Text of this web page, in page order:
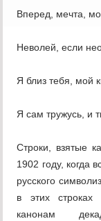
Вперед, мечта,
Неволей, если
Я близ тебя, мой
Я сам тружусь, и
Строки, взятые
1902 году, когда
русского
в этих
канонам